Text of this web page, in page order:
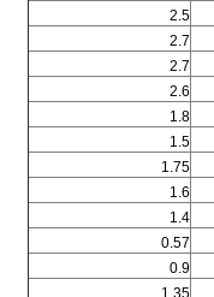
2.5
2.7
2.7
2.6
1.8
1.5
1.75
1.6
1.4
0.57
0.9
1.35